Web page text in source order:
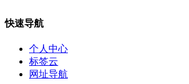
快速导航
个人中心
标签云
网址导航